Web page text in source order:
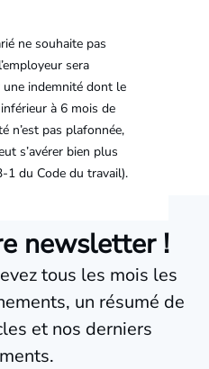
ne souhaite pas
sera
indemnité dont le
à 6 mois de
n’est pas plafonnée,
s’avérer bien plus
1 du Code du travail).
newsletter !
tous les mois les
un résumé de
et nos derniers